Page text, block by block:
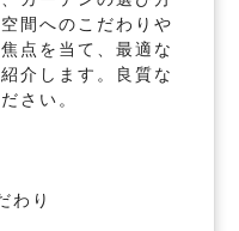
間へのこだわりや
点を当て、最適な
介します。良質な
さい。
わり